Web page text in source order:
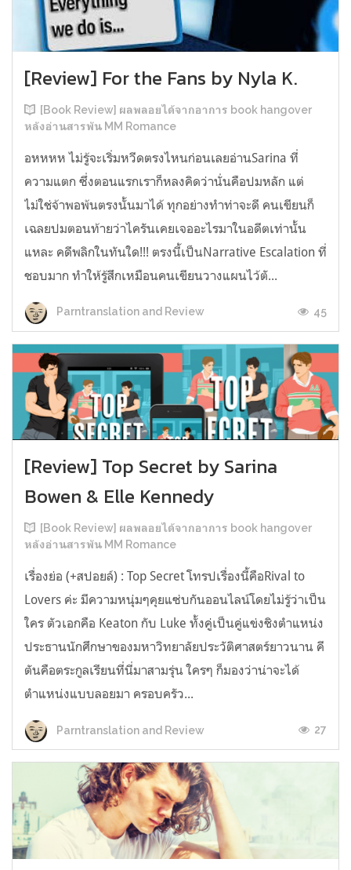
[Review] For the Fans by Nyla K.
[Book Review] ผลพลอยได้จากอาการ book hangover
หลังอ่านสารพัน MM Romance
อหหหห ไม่รู้จะเริ่มหวีดตรงไหนก่อนเลยอ่านSarina ที่
ความแตก ซึ่งตอนแรกเราก็หลงคิดว่านั่นคือปมหลัก แต่
ไม่ใช่จ้าพอพ้นตรงนั้นมาได้ ทุกอย่างทำท่าจะดี คนเขียนก็
เฉลยปมตอนท้ายว่าไครันเคยเจออะไรมาในอดีตเท่านั้น
แหละ คดีพลิกในทันใด!!! ตรงนี้เป็นNarrative Escalation ที่
ชอบมาก ทำให้รู้สึกเหมือนคนเขียนวางแผนไว้ตั...
Parntranslation and Review 45
[Review] Top Secret by Sarina
Bowen & Elle Kennedy
[Book Review] ผลพลอยได้จากอาการ book hangover
หลังอ่านสารพัน MM Romance
เรื่องย่อ (+สปอยล์) : Top Secret โทรปเรื่องนี้คือRival to
Lovers ค่ะ มีความหนุ่มๆคุยแซ่บกันออนไลน์โดยไม่รู้ว่าเป็น
ใคร ตัวเอกคือ Keaton กับ Luke ทั้งคู่เป็นคู่แข่งชิงตำแหน่ง
ประธานนักศึกษาของมหาวิทยาลัยประวัติศาสตร์ยาวนาน คี
ตันคือตระกูลเรียนที่นี่มาสามรุ่น ใครๆ ก็มองว่าน่าจะได้
ตำแหน่งแบบลอยมา ครอบครัว...
Parntranslation and Review 27